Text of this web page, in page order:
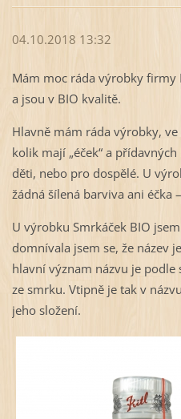
04.10.2018 13:32
Mám moc ráda výrobky firmy
a jsou v BIO kvalitě.
Hlavně mám ráda výrobky,
kolik mají „éček“ a
děti, nebo pro dospělé. U
žádná šílená barviva ani éčka
U výrobku Smrkáček BIO
domnívala jsem se, že název
hlavní význam názvu je
ze smrku. Vtipně je tak v
jeho složení.